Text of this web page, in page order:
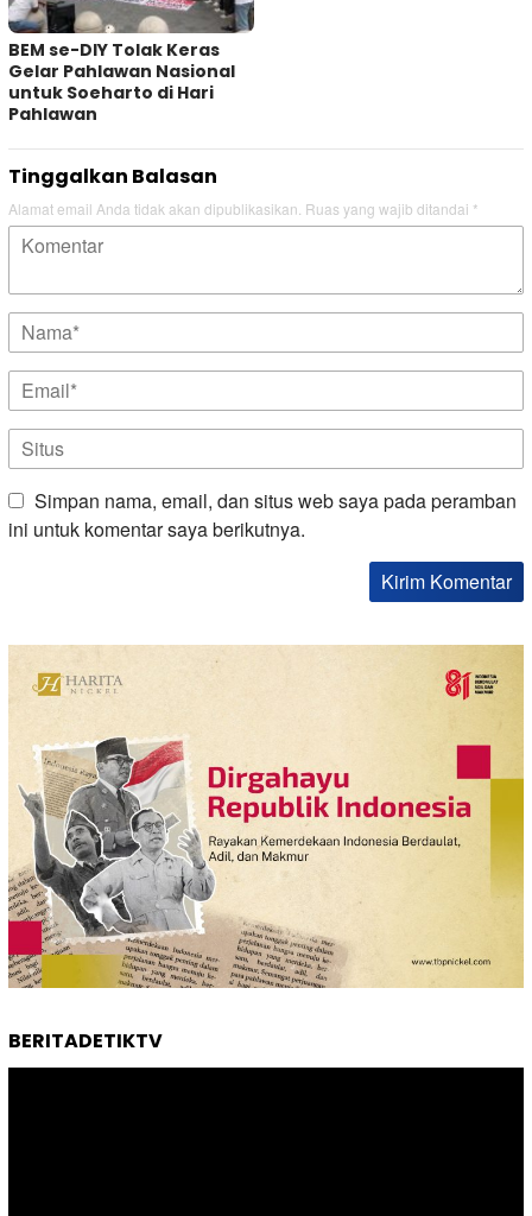
BEM se-DIY Tolak Keras
Gelar Pahlawan Nasional
untuk Soeharto di Hari
Pahlawan
Tinggalkan Balasan
Alamat email Anda tidak akan dipublikasikan. Ruas yang wajib ditandai *
Simpan nama, email, dan situs web saya pada peramban
ini untuk komentar saya berikutnya.
BERITADETIKTV